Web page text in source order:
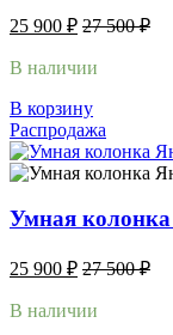
25 900 ₽ 27 500₽
В наличии
В корзину
Распродажа
Умная
25 900 ₽ 27 500₽
В наличии